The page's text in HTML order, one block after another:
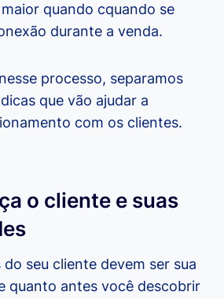
quando cquando se
durante a venda.
processo, separamos
que vão ajudar a
com os clientes.
o cliente e suas
do seu cliente devem ser sua
quanto antes você descobrir